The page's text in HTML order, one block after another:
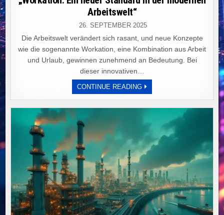
Arbeitswelt“
26. SEPTEMBER 2025
Die Arbeitswelt verändert sich rasant, und neue Konzepte
wie die sogenannte Workation, eine Kombination aus Arbeit
und Urlaub, gewinnen zunehmend an Bedeutung. Bei
dieser innovativen…
CONTINUE READING„WORKATION:
EIN
NEUER
MODERNEN
ARBEITSWELT“